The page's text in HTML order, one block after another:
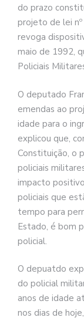
do prazo
projeto de lei
revoga
maio de 1992,
Policiais
O deputado
emendas ao
idade para o
explicou que,
Constituição, o
policiais
impacto
policiais que
tempo para
Estado, é bom
policial.
O depuatdo
do policial
anos de idade
nos dias de